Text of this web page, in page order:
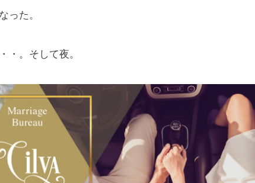
った。
・。そして夜。